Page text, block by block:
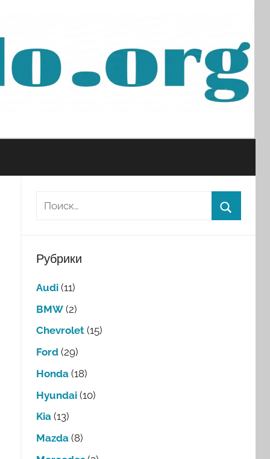
Рубрики
Audi(11)
BMW(2)
Chevrolet(15)
Ford(29)
Honda(18)
Hyundai(10)
Kia(13)
Mazda(8)